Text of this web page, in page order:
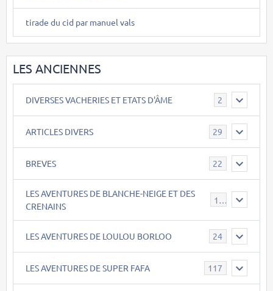
tirade du cid par manuel vals
LES ANCIENNES
DIVERSES VACHERIES ET ETATS D'ÂME 2
ARTICLES DIVERS 29
BREVES 22
LES AVENTURES DE BLANCHE-NEIGE ET DES
CRENAINS
17
LES AVENTURES DE LOULOU BORLOO 24
LES AVENTURES DE SUPER FAFA 117